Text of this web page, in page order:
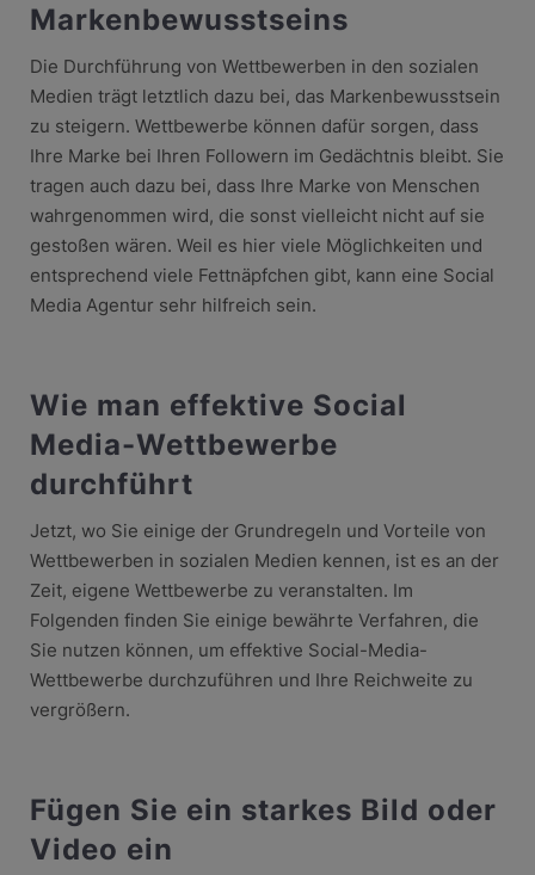
Markenbewusstseins
Die Durchführung von Wettbewerben in den sozialen
Medien trägt letztlich dazu bei, das Markenbewusstsein
zu steigern. Wettbewerbe können dafür sorgen, dass
Ihre Marke bei Ihren Followern im Gedächtnis bleibt. Sie
tragen auch dazu bei, dass Ihre Marke von Menschen
wahrgenommen wird, die sonst vielleicht nicht auf sie
gestoßen wären. Weil es hier viele Möglichkeiten und
entsprechend viele Fettnäpfchen gibt, kann eine Social
Media Agentur sehr hilfreich sein.
Wie man effektive Social
Media-Wettbewerbe
durchführt
Jetzt, wo Sie einige der Grundregeln und Vorteile von
Wettbewerben in sozialen Medien kennen, ist es an der
Zeit, eigene Wettbewerbe zu veranstalten. Im
Folgenden finden Sie einige bewährte Verfahren, die
Sie nutzen können, um effektive Social-Media-
Wettbewerbe durchzuführen und Ihre Reichweite zu
vergrößern.
Fügen Sie ein starkes Bild oder
Video ein